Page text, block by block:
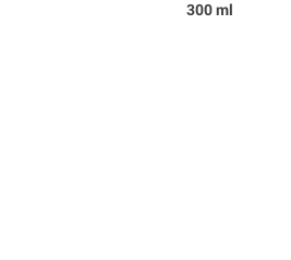
300 ml